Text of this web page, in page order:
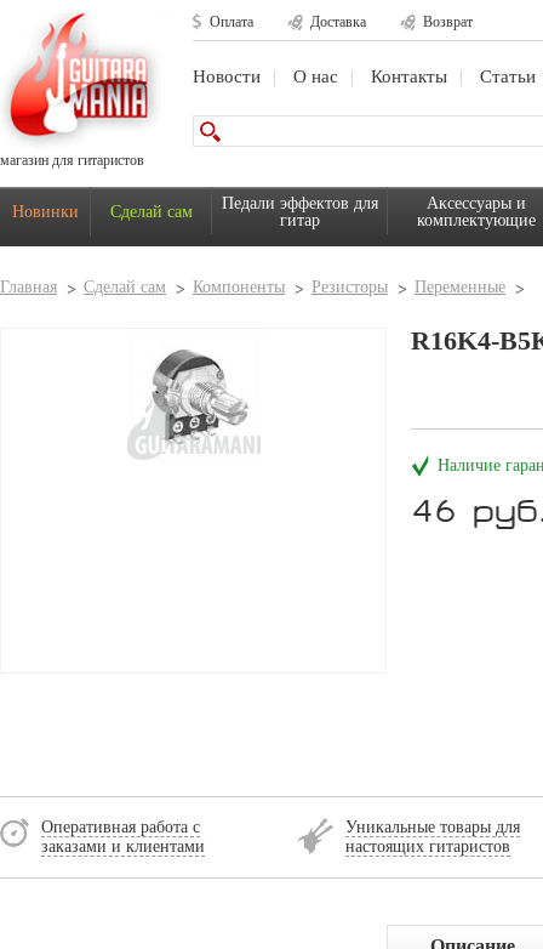
магазин для гитаристов
Оплата Доставка Возврат
Новости О нас Контакты Статьи
Новинки Сделай сам
Педали эффектов для
гитар
Аксессуары и
комплектующие
Главная Сделай сам Компоненты Резисторы Переменные
R16K4-
Наличие
46
Оперативная работа с
заказами и клиентами
Уникальные товары для
настоящих гитаристов